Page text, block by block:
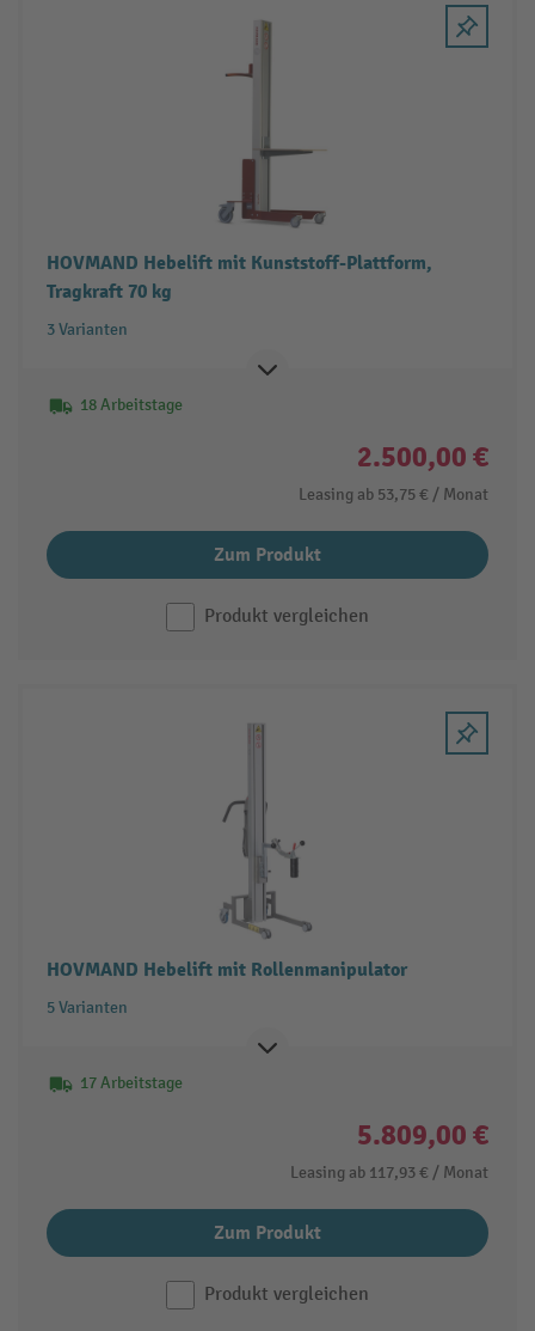
HOVMAND Hebelift mit Kunststoff-Plattform,
Tragkraft 70 kg
3 Varianten
18 Arbeitstage
2.500,00 €
Leasing ab 53,75 € / Monat
Zum Produkt
Produkt vergleichen
HOVMAND Hebelift mit Rollenmanipulator
5 Varianten
17 Arbeitstage
5.809,00 €
Leasing ab 117,93 € / Monat
Zum Produkt
Produkt vergleichen